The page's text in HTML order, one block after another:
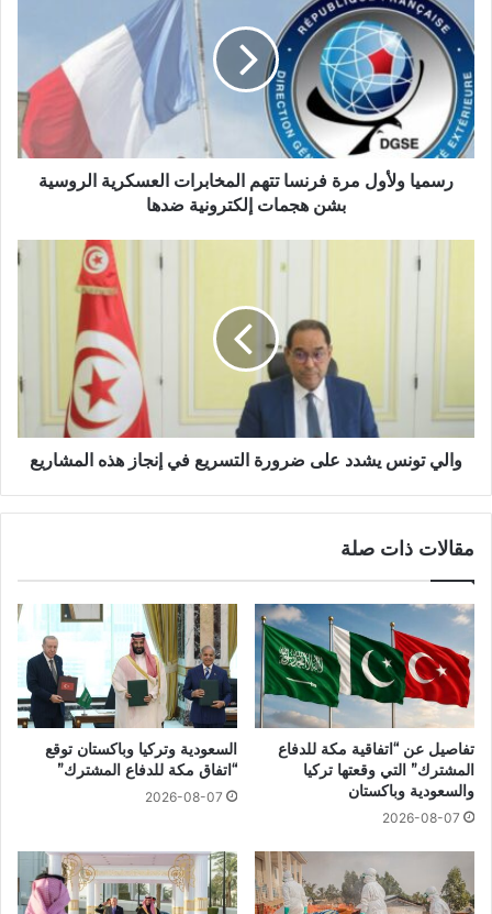
رسميا ولأول مرة فرنسا تتهم المخابرات العسكرية الروسية
بشن هجمات إلكترونية ضدها
والي تونس يشدد على ضرورة التسريع في إنجاز هذه المشاريع
مقالات ذات صلة
تفاصيل عن “اتفاقية مكة للدفاع
المشترك” التي وقعتها تركيا
والسعودية وباكستان
2026-08-07
السعودية وتركيا وباكستان توقع
“اتفاق مكة للدفاع المشترك”
2026-08-07